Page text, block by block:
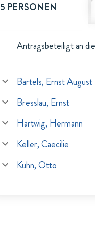
5 PERSONEN
Antragsbeteiligt an
Bartels, Ernst August
Bresslau, Ernst
Hartwig, Hermann
Keller, Caecilie
Kuhn, Otto